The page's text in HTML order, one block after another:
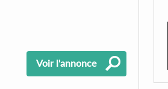
Voir l'annonce